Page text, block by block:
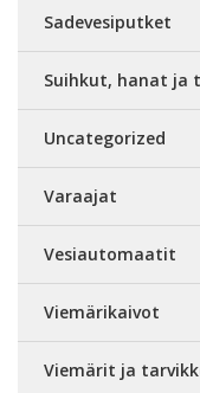
Sadevesiputket
Suihkut, hanat ja
Uncategorized
Varaajat
Vesiautomaatit
Viemärikaivot
Viemärit ja